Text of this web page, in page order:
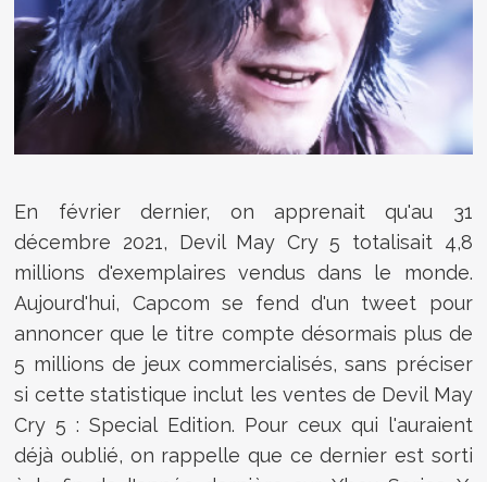
En février dernier, on apprenait qu'au 31
décembre 2021, Devil May Cry 5 totalisait 4,8
millions d'exemplaires vendus dans le monde.
Aujourd'hui, Capcom se fend d'un tweet pour
annoncer que le titre compte désormais plus de
5 millions de jeux commercialisés, sans préciser
si cette statistique inclut les ventes de Devil May
Cry 5 : Special Edition. Pour ceux qui l'auraient
déjà oublié, on rappelle que ce dernier est sorti